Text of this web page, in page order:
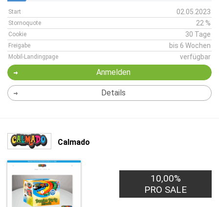
Start 02.05.2023
Stornoquote 22 %
Cookie 30 Tage
Freigabe bis 6 Wochen
Mobil-Landingpage verfügbar
Anmelden
Details
Calmado
10,00%
PRO SALE